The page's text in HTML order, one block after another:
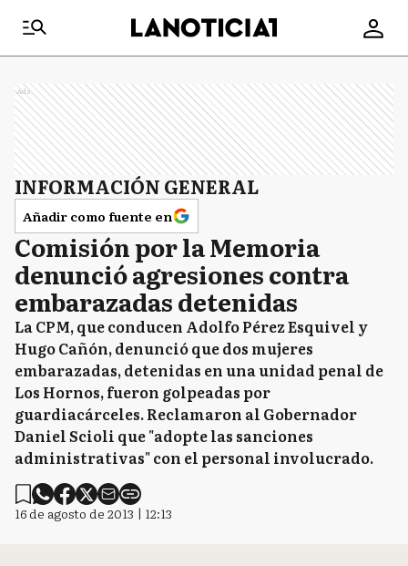
Ads
INFORMACIÓN GENERAL
Añadir como fuente en
Comisión por la Memoria
denunció agresiones contra
embarazadas detenidas
La CPM, que conducen Adolfo Pérez Esquivel y
Hugo Cañón, denunció que dos mujeres
embarazadas, detenidas en una unidad penal de
Los Hornos, fueron golpeadas por
guardiacárceles. Reclamaron al Gobernador
Daniel Scioli que "adopte las sanciones
administrativas" con el personal involucrado.
16 de agosto de 2013 | 12:13